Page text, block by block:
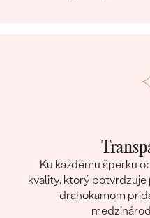
Ku každému šperku
kvality, ktorý potvrdzuje
drahokamom